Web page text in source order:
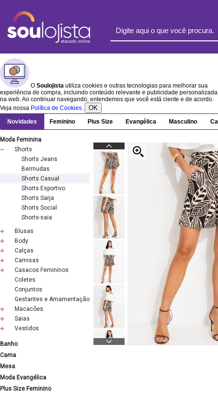
O Soulojista utiliza cookies e outras tecnologias para melhorar sua
experiência de compra, incluindo conteúdo relevante e publicidade personalizada
na web. Ao continuar navegando, entendemos que você está ciente e de acordo.
Veja nossa Política de Cookies. OK
Novidades Feminino Plus Size Evangélica Masculino
Moda Feminina
Shorts
Shorts Jeans
Bermudas
Shorts Casual
Shorts Esportivo
Shorts Sarja
Shorts Social
Shorts-saia
Blusas
Body
Calças
Camisas
Casacos Femininos
Coletes
Conjuntos
Gestantes e Amamentação
Macacões
Saias
Vestidos
Banho
Cama
Mesa
Moda Evangélica
Plus Size Feminino